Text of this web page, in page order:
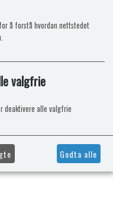
å forstå hvordan nettstedet
valgfrie
deaktivere alle valgfrie
Godta alle